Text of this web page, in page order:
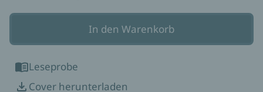
In den Warenkorb
Leseprobe
Cover herunterladen